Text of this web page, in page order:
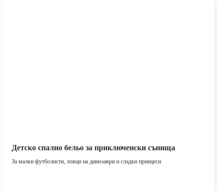
Детско спално бельо за приключенски сънища
За малки футболисти, ловци на динозаври и сладки принцеси